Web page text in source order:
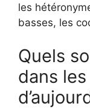
les
basses, les
Quels
dans